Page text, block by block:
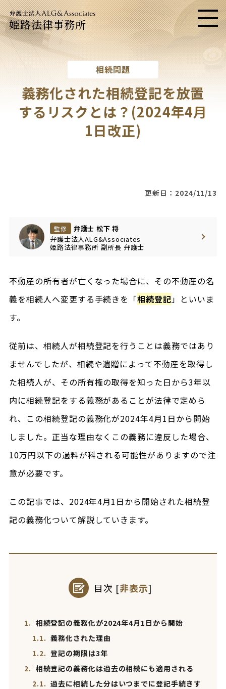
姫路法律事務所 メニ
相続問題
義務化された相続登記を放置
するリスクとは？ (2024年4月
1日改正)
更新日：2024/11/13
監修
弁護士 松下 将
弁護士法人ALG&Associates
姫路法律事務所 副所長 弁護士
不動産の所有者が亡くなった場合に、その不動産の名
義を相続人へ変更する手続きを「相続登記」といいま
す。
従前は、相続人が相続登記を行うことは義務ではあり
ませんでしたが、相続や遺贈によって不動産を取得し
た相続人が、その所有権の取得を知った日から3年以
内に相続登記をする義務があることが法律で定めら
れ、この相続登記の義務化が2024年4月1日から開始
しました。正当な理由なくこの義務に違反した場合、
10万円以下の過料が科される可能性がありますので注
意が必要です。
この記事では、2024年4月1日から開始された相続登
記の義務化ついて解説していきます。
目次 [非表示]
1. 相続登記の義務化が2024年4月1日から開始
1.1. 義務化された理由
1.2. 登記の期限は3年
2. 相続登記の義務化は過去の相続にも適用される
2.1. 過去に相続した分はいつまでに登記手続きす